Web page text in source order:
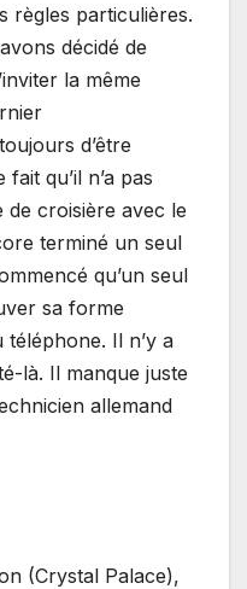
règles particulières.
décidé de
la même
d’être
qu’il n’a pas
croisière avec le
terminé un seul
qu’un seul
sa forme
téléphone. Il n’y a
là. Il manque juste
allemand
(Crystal Palace),